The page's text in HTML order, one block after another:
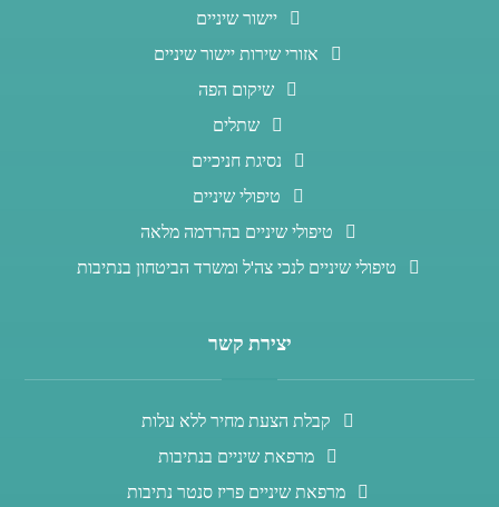
יישור שיניים
אזורי שירות יישור שיניים
שיקום הפה
שתלים
נסיגת חניכיים
טיפולי שיניים
טיפולי שיניים בהרדמה מלאה
טיפולי שיניים לנכי צה'ל ומשרד הביטחון בנתיבות
יצירת קשר
קבלת הצעת מחיר ללא עלות
מרפאת שיניים בנתיבות
מרפאת שיניים פריז סנטר נתיבות